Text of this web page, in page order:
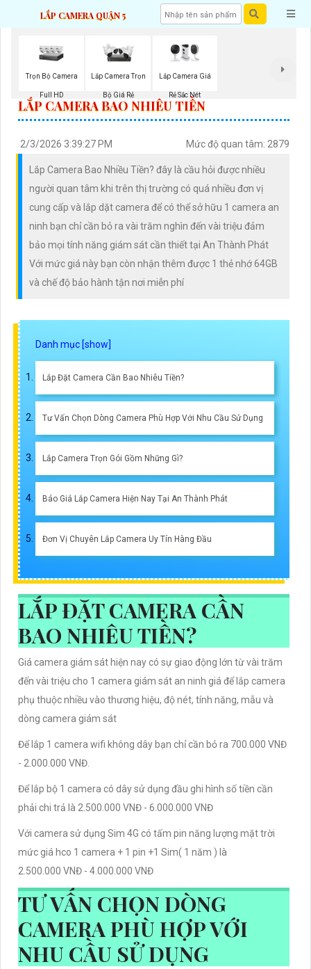
LẮP CAMERA QUẬN 5
Trọn Bộ Camera
Full HD
Lắp Camera Trọn
Bộ Giá Rẻ
Lắp Camera Giá
Rẻ Sắc Nét
LẮP CAMERA BAO NHIÊU TIỀN
2/3/2026 3:39:27 PM Mức độ quan tâm: 2879
Lắp Camera Bao Nhiều Tiền? đây là cầu hỏi được nhiều
người quan tâm khi trên thị trường có quá nhiều đơn vị
cung cấp và lắp dặt camera để có thể sở hữu 1 camera an
ninh bạn chỉ cần bỏ ra vài trăm nghìn đến vài triệu đảm
bảo mọi tính năng giám sát cần thiết tại An Thành Phát
Với mức giá này bạn còn nhận thêm được 1 thẻ nhớ 64GB
và chế độ bảo hành tận nơi miễn phí
Lắp Đặt Camera Cần Bao Nhiêu Tiền?
Tư Vấn Chọn Dòng Camera Phù Hợp Với Nhu Cầu Sử Dụng
Lắp Camera Trọn Gói Gồm Những Gì?
Báo Giá Lắp Camera Hiện Nay Tại An Thành Phát
Đơn Vị Chuyên Lắp Camera Uy Tín Hàng Đầu
LẮP ĐẶT CAMERA CẦN
BAO NHIÊU TIỀN?
Giá camera giám sát hiện nay có sự giao động lớn từ vài trăm
đến vài triệu cho 1 camera giám sát an ninh giá để lắp camera
phụ thuộc nhiều vào thương hiệu, độ nét, tính năng, mẫu và
dòng camera giám sát
Để lắp 1 camera wifi không dây bạn chỉ cần bỏ ra 700.000 VNĐ
- 2.000.000 VNĐ.
Để lắp bộ 1 camera có dây sử dụng đầu ghi hình số tiền cần
phải chi trả là 2.500.000 VNĐ - 6.000.000 VNĐ
Với camera sử dụng Sim 4G có tấm pin năng lượng mặt trời
mức giá hco 1 camera + 1 pin +1 Sim( 1 năm ) là
2.500.000 VNĐ - 4.000.000 VNĐ
TƯ VẤN CHỌN DÒNG
CAMERA PHÙ HỢP VỚI
NHU CẦU SỬ DỤNG